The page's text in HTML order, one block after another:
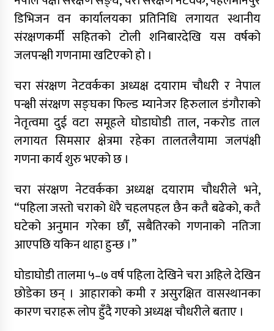
डिभिजन वन कार्यालयका प्रतिनिधि लगायत स्थानीय
संरक्षणकर्मी सहितको टोली शनिबारदेखि यस वर्षको
जलपन्क्षी गणनामा खटिएको हो ।
चरा संरक्षण नेटवर्कका अध्यक्ष दयाराम चौधरी र नेपाल
पन्क्षी संरक्षण सङ्घका फिल्ड म्यानेजर हिरुलाल डंगौराको
नेतृत्वमा दुई वटा समूहले घोडाघोडी ताल, नकरोड ताल
लगायत सिमसार क्षेत्रमा रहेका तालतलैयामा जलपंक्षी
गणना कार्य शुरु भएको छ ।
चरा संरक्षण नेटवर्कका अध्यक्ष दयाराम चौधरीले भने,
“पहिला जस्तो चराको धेरै चहलपहल छैन कतै बढेको, कतै
घटेको अनुमान गरेका छौँ, सबैतिरको गणनाको नतिजा
आएपछि यकिन थाहा हुन्छ ।”
घोडाघोडी तालमा ५–७ वर्ष पहिला देखिने चरा अहिले देखिन
छोडेका छन् । आहाराको कमी र असुरक्षित वासस्थानका
कारण चराहरू लोप हुँदै गएको अध्यक्ष चौधरीले बताए ।